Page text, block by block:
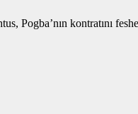
Pogba’nın kontratını